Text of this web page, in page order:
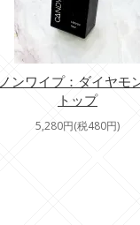
ノンワイプ：ダイヤモ
トップ
5,280円(税480円)